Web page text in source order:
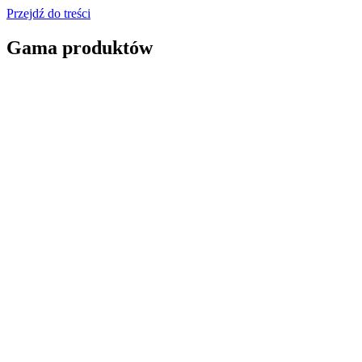
Przejdź do treści
Gama produktów